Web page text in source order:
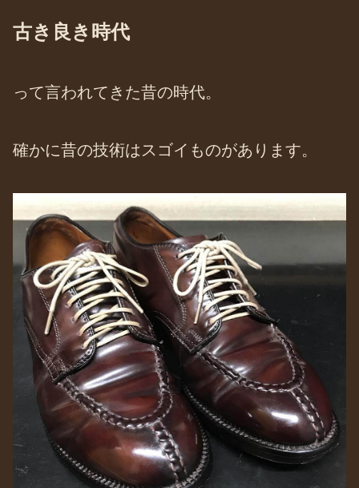
古き良き時代
って言われてきた昔の時代。
確かに昔の技術はスゴイものがあります。